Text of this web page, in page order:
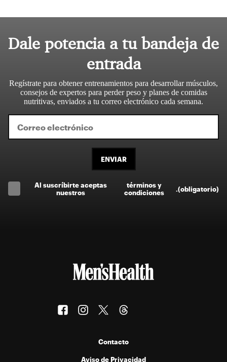
Dale potencia a tu bandeja de
entrada
Regístrate para obtener entrenamientos para desarrollar músculos,
consejos de expertos para perder peso y planes de comidas
nutritivas, enviados a tu correo electrónico cada semana.
ENVIAR
Al suscríbirte aceptas
nuestros
términos y
condiciones
(obligatorio)
Contacto
Aviso de Privacidad